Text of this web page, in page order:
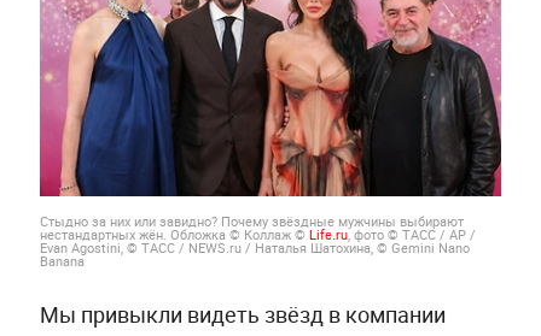
Стыдно за них или завидно? Почему звёздные мужчины выбирают
нестандартных жён. Обложка © Коллаж © Life.ru, фото © ТАСС / AP /
Evan Agostini, © ТАСС / NEWS.ru / Наталья Шатохина, © Gemini Nano
Banana
Мы привыкли видеть звёзд в компании